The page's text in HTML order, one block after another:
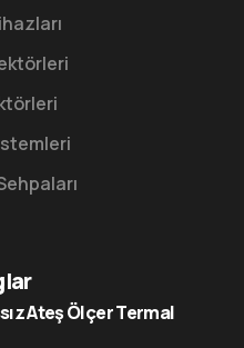
Ateş Ölçer Termal